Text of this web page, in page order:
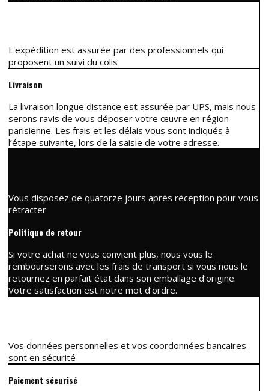
L'expédition est assurée par des professionnels qui
proposent un suivi du colis
Livraison
La livraison longue distance est assurée par UPS, mais nous
serons ravis de vous déposer votre œuvre en région
parisienne. Les frais et les délais vous sont indiqués à
l’étape suivante, lors de la saisie de votre adresse.
Vous disposez de quatorze jours après réception pour vous
rétracter
Politique de retour
Si votre achat ne vous convient plus, nous vous le
rembourserons avec les frais de transport si vous nous le
retournez en parfait état dans son emballage d’origine.
Votre satisfaction est notre mot d’ordre.
Vos données personnelles et vos coordonnées bancaires
sont en sécurité
Paiement sécurisé